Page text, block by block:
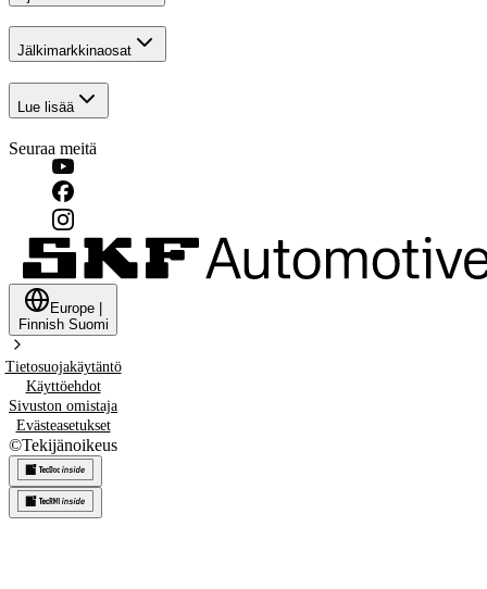
Jälkimarkkinaosat
Lue lisää
Seuraa meitä
Europe
Finnish Suomi
Tietosuojakäytäntö
Käyttöehdot
Sivuston omistaja
Evästeasetukset
©Tekijänoikeus